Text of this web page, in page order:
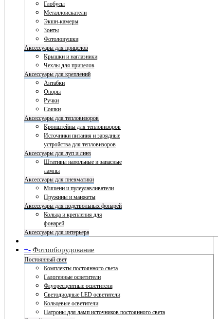
Глобусы
Металлоискатели
Экшн-камеры
Зонты
Фотоловушки
Аксессуары для прицелов
Крышки и наглазники
Чехлы для прицелов
Аксессуары для креплений
Антабки
Опоры
Ручки
Сошки
Аксессуары для тепловизоров
Кронштейны для тепловизоров
Источники питания и зарядные
устройства для тепловизоров
Аксессуары для луп и линз
Штативы напольные и запасные
лампы
Аксессуары для пневматики
Мишени и пулеулавливатели
Пружины и манжеты
Аксессуары для подствольных фонарей
Кольца и крепления для
фонарей
Аксессуары для интерьера
+- Фотооборудование
Постоянный свет
Комплекты постоянного света
Галогенные осветители
Флуоресцентные осветители
Светодиодные LED осветители
Кольцевые осветители
Патроны для ламп источников постоянного света